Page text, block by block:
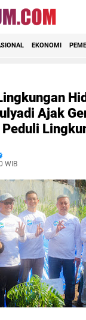
EKONOMI
Ajak
WIB